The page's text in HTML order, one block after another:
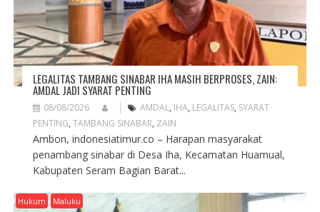
LEGALITAS TAMBANG SINABAR IHA MASIH BERPROSES, ZAIN:
AMDAL JADI SYARAT PENTING
08/08/2026 AMDAL, IHA, LEGALITAS, SYARAT
PENTING, TAMBANG SINABAR, ZAIN
Ambon, indonesiatimur.co – Harapan masyarakat
penambang sinabar di Desa Iha, Kecamatan Huamual,
Kabupaten Seram Bagian Barat...
Hukum Maluku